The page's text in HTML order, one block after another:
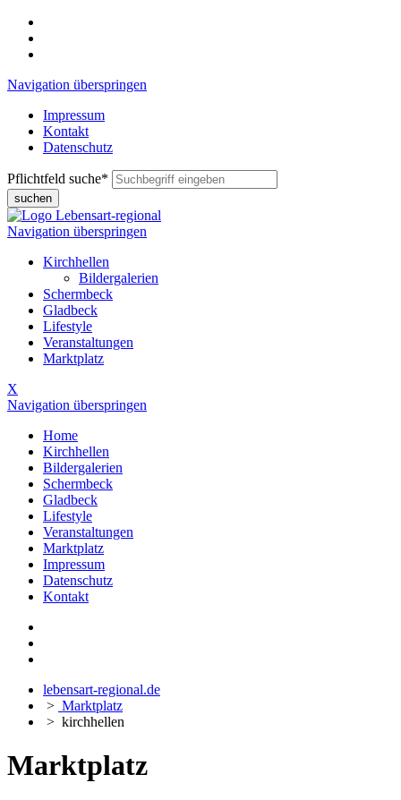
Navigation überspringen
Impressum
Kontakt
Datenschutz
Pflichtfeld suche*
suchen
Navigation überspringen
Kirchhellen
Bildergalerien
Schermbeck
Gladbeck
Lifestyle
Veranstaltungen
Marktplatz
X
Navigation überspringen
Home
Kirchhellen
Bildergalerien
Schermbeck
Gladbeck
Lifestyle
Veranstaltungen
Marktplatz
Impressum
Datenschutz
Kontakt
lebensart-regional.de
> Marktplatz
> kirchhellen
Marktplatz